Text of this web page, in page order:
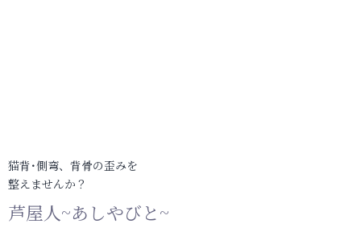
猫背･側弯、背骨の歪みを
整えませんか？
芦屋人~あしやびと~